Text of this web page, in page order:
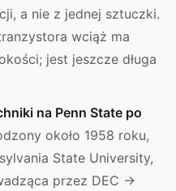
a nie z jednej sztuczki.
wciąż ma
jest jeszcze długa
na Penn State po
około 1958 roku,
State University,
przez DEC ->